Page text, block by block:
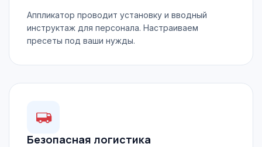
Аппликатор проводит установку и вводный
инструктаж для персонала. Настраиваем
пресеты под ваши нужды.
Безопасная логистика